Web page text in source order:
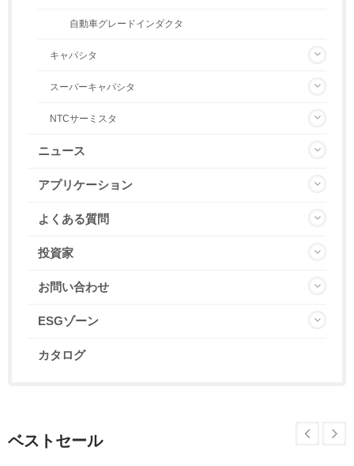
自動車グレードインダクタ
キャパシタ
スーパーキャパシタ
NTCサーミスタ
ニュース
アプリケーション
よくある質問
投資家
お問い合わせ
ESGゾーン
カタログ
ベストセール